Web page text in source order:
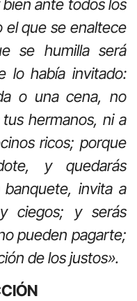
ante todos los
el que se enaltece
se humilla será
lo había invitado:
o una cena, no
hermanos, ni a
ricos; porque
y quedarás
invita a
ciegos; y serás
pueden pagarte;
de los justos».